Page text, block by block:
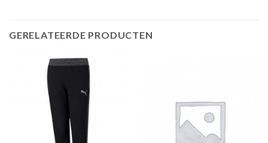
GERELATEERDE PRODUCTEN